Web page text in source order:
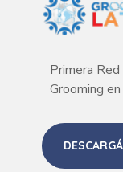
Primera
Grooming